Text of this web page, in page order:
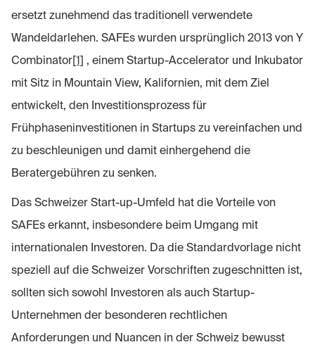
ersetzt zunehmend das traditionell verwendete
Wandeldarlehen. SAFEs wurden ursprünglich 2013 von Y
Combinator[1] , einem Startup-Accelerator und Inkubator
mit Sitz in Mountain View, Kalifornien, mit dem Ziel
entwickelt, den Investitionsprozess für
Frühphaseninvestitionen in Startups zu vereinfachen und
zu beschleunigen und damit einhergehend die
Beratergebühren zu senken.
Das Schweizer Start-up-Umfeld hat die Vorteile von
SAFEs erkannt, insbesondere beim Umgang mit
internationalen Investoren. Da die Standardvorlage nicht
speziell auf die Schweizer Vorschriften zugeschnitten ist,
sollten sich sowohl Investoren als auch Startup-
Unternehmen der besonderen rechtlichen
Anforderungen und Nuancen in der Schweiz bewusst